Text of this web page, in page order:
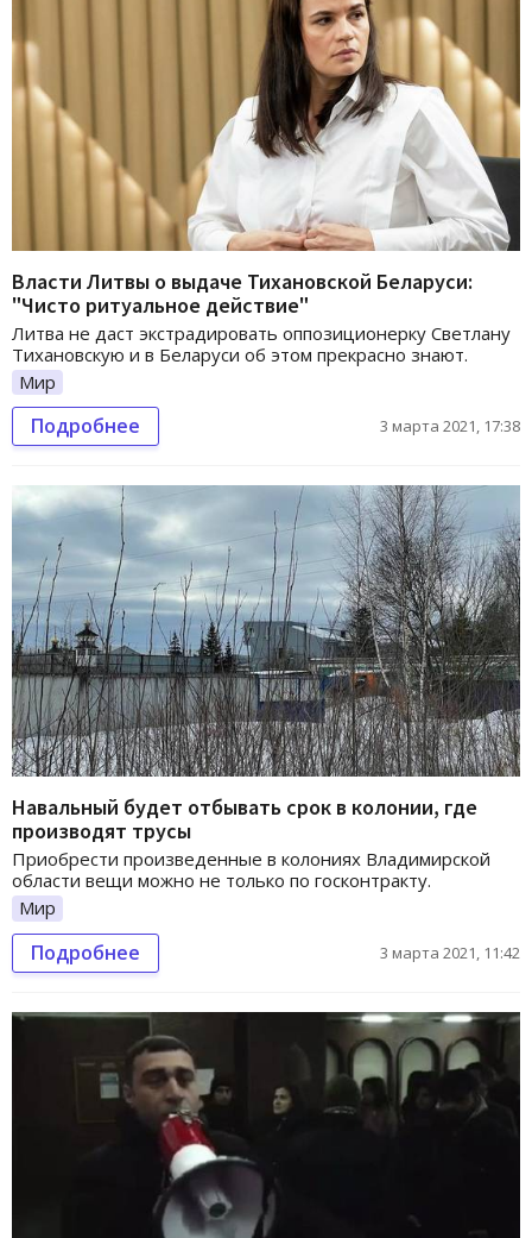
Власти Литвы о выдаче Тихановской Беларуси:
"Чисто ритуальное действие"
Литва не даст экстрадировать оппозиционерку Светлану
Тихановскую и в Беларуси об этом прекрасно знают.
Мир
Подробнее 3 марта 2021, 17:38
Навальный будет отбывать срок в колонии, где
производят трусы
Приобрести произведенные в колониях Владимирской
области вещи можно не только по госконтракту.
Мир
Подробнее 3 марта 2021, 11:42